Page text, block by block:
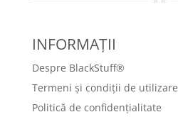
INFORMAȚII
Despre BlackStuff®
Termeni și condiții de utilizare
Politică de confidențialitate